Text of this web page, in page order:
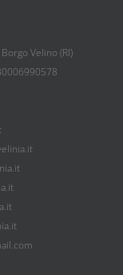
Velino (RI)